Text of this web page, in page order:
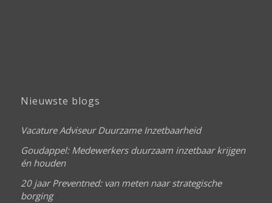
Nieuwste blogs
Vacature Adviseur Duurzame Inzetbaarheid
Goudappel: Medewerkers duurzaam inzetbaar krijgen
én houden
20 jaar Preventned: van meten naar strategische
borging